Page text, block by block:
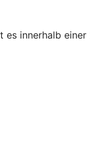
innerhalb